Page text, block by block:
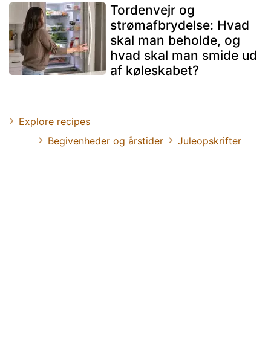
Tordenvejr og
strømafbrydelse: Hvad
skal man beholde, og
hvad skal man smide ud
af køleskabet?
Explore recipes
Begivenheder og årstider
Juleopskrifter